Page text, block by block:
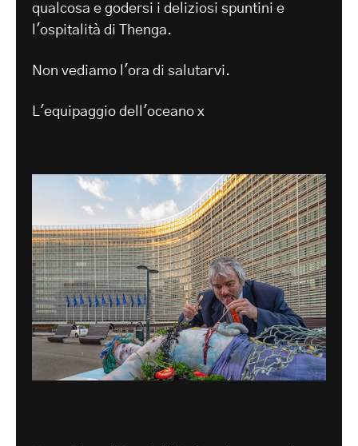
qualcosa e godersi i deliziosi spuntini e
l'ospitalità di Thenga.
Non vediamo l'ora di salutarvi.
L'equipaggio dell'oceano x